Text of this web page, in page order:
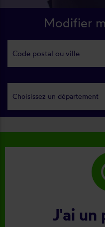
Modifier
Choisissez un département
J'ai un